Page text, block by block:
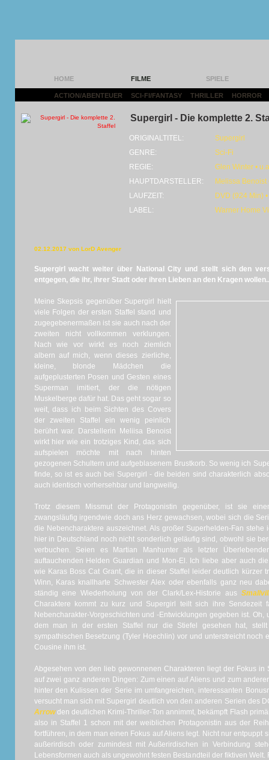
HOME FILME SPIELE
ACTION/ABENTEUER SCI-FI/FANTASY THRILLER HORROR
Supergirl - Die komplette 2.
ORIGINALTITEL:
Supergirl
GENRE:
Sci-Fi
REGIE:
Glen Winter •
HAUPTDARSTELLER:
Melissa Benoist
LAUFZEIT:
DVD (924 Min)
LABEL:
Warner Home
02.12.2017 von LorD Avenger
Supergirl wacht weiter über National City und stellt sich den
entgegen, die ihr, ihrer Stadt oder ihren Lieben an den Kragen
Meine Skepsis gegenüber Supergirl hielt
viele Folgen der ersten Staffel stand und
zugegebenermaßen ist sie auch nach der
zweiten nicht vollkommen verklungen.
Nach wie vor wirkt es noch ziemlich
albern auf mich, wenn dieses zierliche,
kleine, blonde Mädchen die
aufgeplusterten Posen und Gesten eines
Superman imitiert, der die nötigen
Muskelberge dafür hat. Das geht sogar so
weit, dass ich beim Sichten des Covers
der zweiten Staffel ein wenig peinlich
berührt war. Darstellerin Meliisa Benoist
wirkt hier wie ein trotziges Kind, das sich
aufspielen möchte mit nach hinten
gezogenen Schultern und aufgeblasenem Brustkorb. So wenig ich
finde, so ist es auch bei Supergirl - die beiden sind charakterlich
auch identisch vorhersehbar und langweilig.
Trotz diesem Missmut der Protagonistin gegenüber, ist sie
zwangsläufig irgendwie doch ans Herz gewachsen, wobei sich die
die Nebencharaktere auszeichnet. Als großer Superhelden-Fan
hier in Deutschland noch nicht sonderlich geläufig sind, obwohl sie
verbuchen. Seien es Martian Manhunter als letzter
auftauchenden Helden Guardian und Mon-El. Ich liebe aber auch
wie Karas Boss Cat Grant, die in dieser Staffel leider deutlich kürzer
Winn, Karas knallharte Schwester Alex oder ebenfalls ganz neu
ständig eine Wiederholung von der Clark/Lex-Historie aus
Charaktere kommt zu kurz und Supergirl teilt sich ihre Sendezeit
Nebencharakter-Vorgeschichten und -Entwicklungen gegeben ist.
dem man in der ersten Staffel nur die Stiefel gesehen hat,
sympathischen Besetzung (Tyler Hoechlin) vor und unterstreicht
Cousine ihm ist.
Abgesehen von den lieb gewonnenen Charakteren liegt der Fokus in
auf zwei ganz anderen Dingen: Zum einen auf Aliens und zum
hinter den Kulissen der Serie im umfangreichen, interessanten
versucht man sich mit Supergirl deutlich von den anderen Serien des
Arrowden deutlichen Krimi-Thriller-Ton annimmt, bekämpft Flash
also in Staffel 1 schon mit der weiblichen Protagonistin aus der
fortführen, in dem man einen Fokus auf Aliens legt. Nicht nur entpuppt
außerirdisch oder zumindest mit Außerirdischen in Verbindung
Lebensformen auch als ungewohnt festen Bestandteil der fiktiven